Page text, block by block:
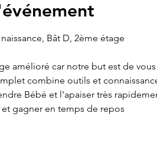
Bât D, 2ème étage
amélioré car notre but est de
combine outils et
Bébé et l'apaiser très
gagner en temps de repos